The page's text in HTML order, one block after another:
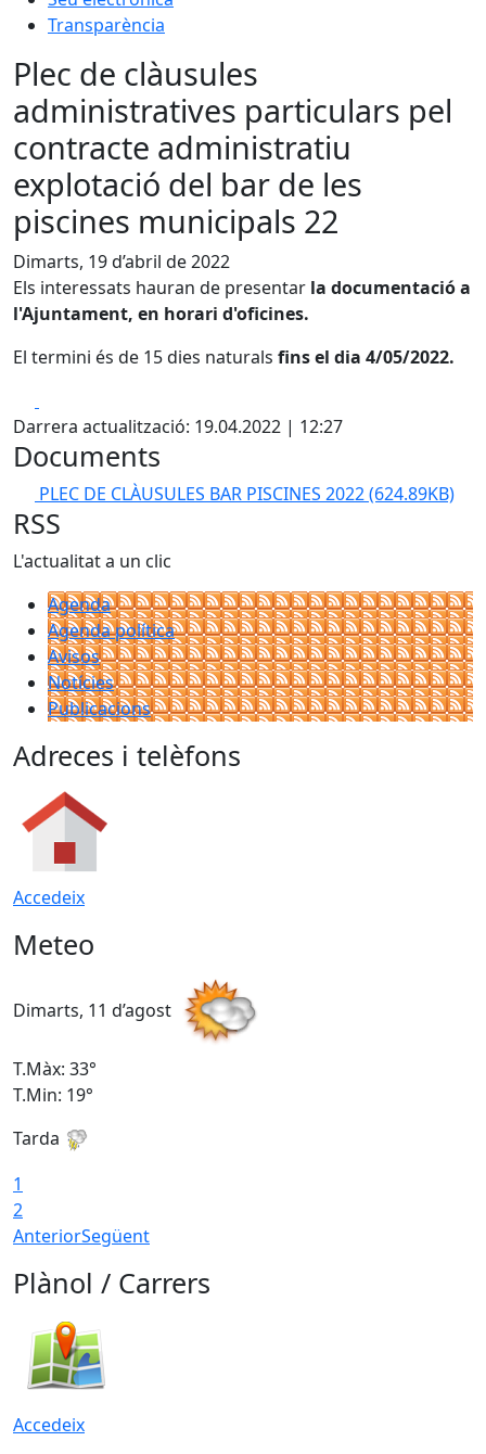
Transparència
Plec de clàusules
administratives particulars pel
contracte administratiu
explotació del bar de les
piscines municipals 22
Dimarts, 19 d’abril de 2022
Els interessats hauran de presentar la documentació a
l'Ajuntament, en horari d'oficines.
El termini és de 15 dies naturals fins el dia 4/05/2022.
Darrera actualització: 19.04.2022 | 12:27
Documents
PLEC DE CLÀUSULES BAR PISCINES 2022(624.89KB)
RSS
L'actualitat a un clic
Agenda
Agenda política
Avisos
Notícies
Publicacions
Adreces i telèfons
Accedeix
Meteo
Dimarts, 11 d’agost
T.Màx: 33°
T.Min: 19°
Tarda
1
2
AnteriorSegüent
Plànol / Carrers
Accedeix